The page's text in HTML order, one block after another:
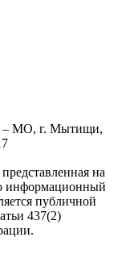
МО, г. Мытищи,
на
информационный
публичной
437(2)